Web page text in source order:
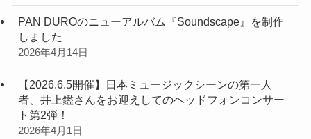
PAN DUROのニューアルバム『Soundscape』を制作
しました
2026年4月14日
【2026.6.5開催】日本ミュージックシーンの第一人
者、井上鑑さんをお迎えしてのヘッドフォンコンサー
ト第2弾！
2026年4月1日